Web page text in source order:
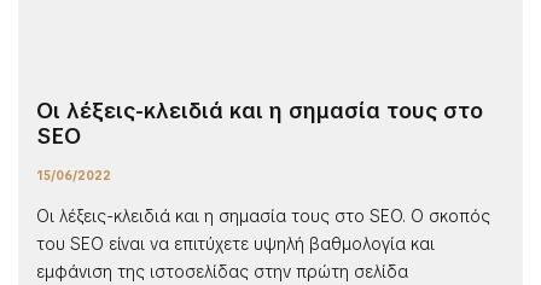
Οι λέξεις-κλειδιά και η σημασία τους στο
SEO
15/06/2022
Οι λέξεις-κλειδιά και η σημασία τους στο SEO. Ο σκοπός
του SEO είναι να επιτύχετε υψηλή βαθμολογία και
εμφάνιση της ιστοσελίδας στην πρώτη σελίδα